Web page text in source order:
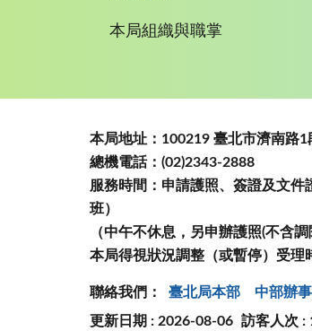
本局組織與職掌
本局地址：100219 臺北市濟南路1
總機電話：(02)2343-2888
服務時間：申請護照、簽證及文
班）
（中午不休息，另申辦護照(不含
本局得視狀況調整（或暫停）受理
聯絡我們： 臺北局本部 中部辦
更新日期 : 2026-08-06 訪客人次 :